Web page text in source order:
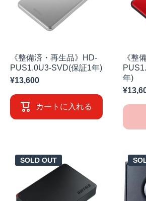
《整備済・再生品》HD-
PUS1.0U3-SVD(保証1年)
¥13,600
カートに入れる
《整
年)
SOLD OUT